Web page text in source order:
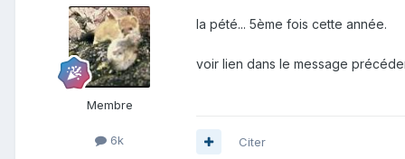
Membre
6k
la pété... 5ème fois cette année.
voir lien dans le message
Citer